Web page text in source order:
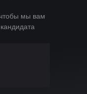
мы вам